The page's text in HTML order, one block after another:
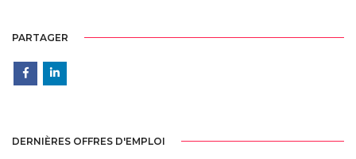
PARTAGER
DERNIÈRES OFFRES D'EMPLOI